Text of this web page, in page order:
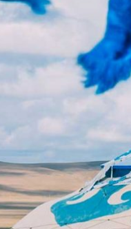
Guizhou 贵州
Hubei
Tibet 西藏
Yunnan 云南
Circuits sur mesure
Classique et incontournables
Culture & expériences
Nature et grands paysages
Famille et enfants
Trekking et aventure
Luxe et exception
quand partir ?
Printemps